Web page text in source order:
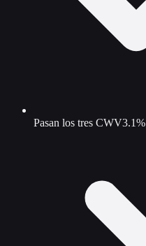
Pasan los tres CWV3.1%